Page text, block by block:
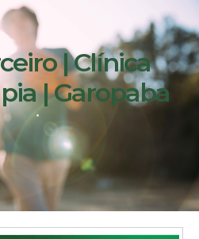
| Clínica
| Garopaba